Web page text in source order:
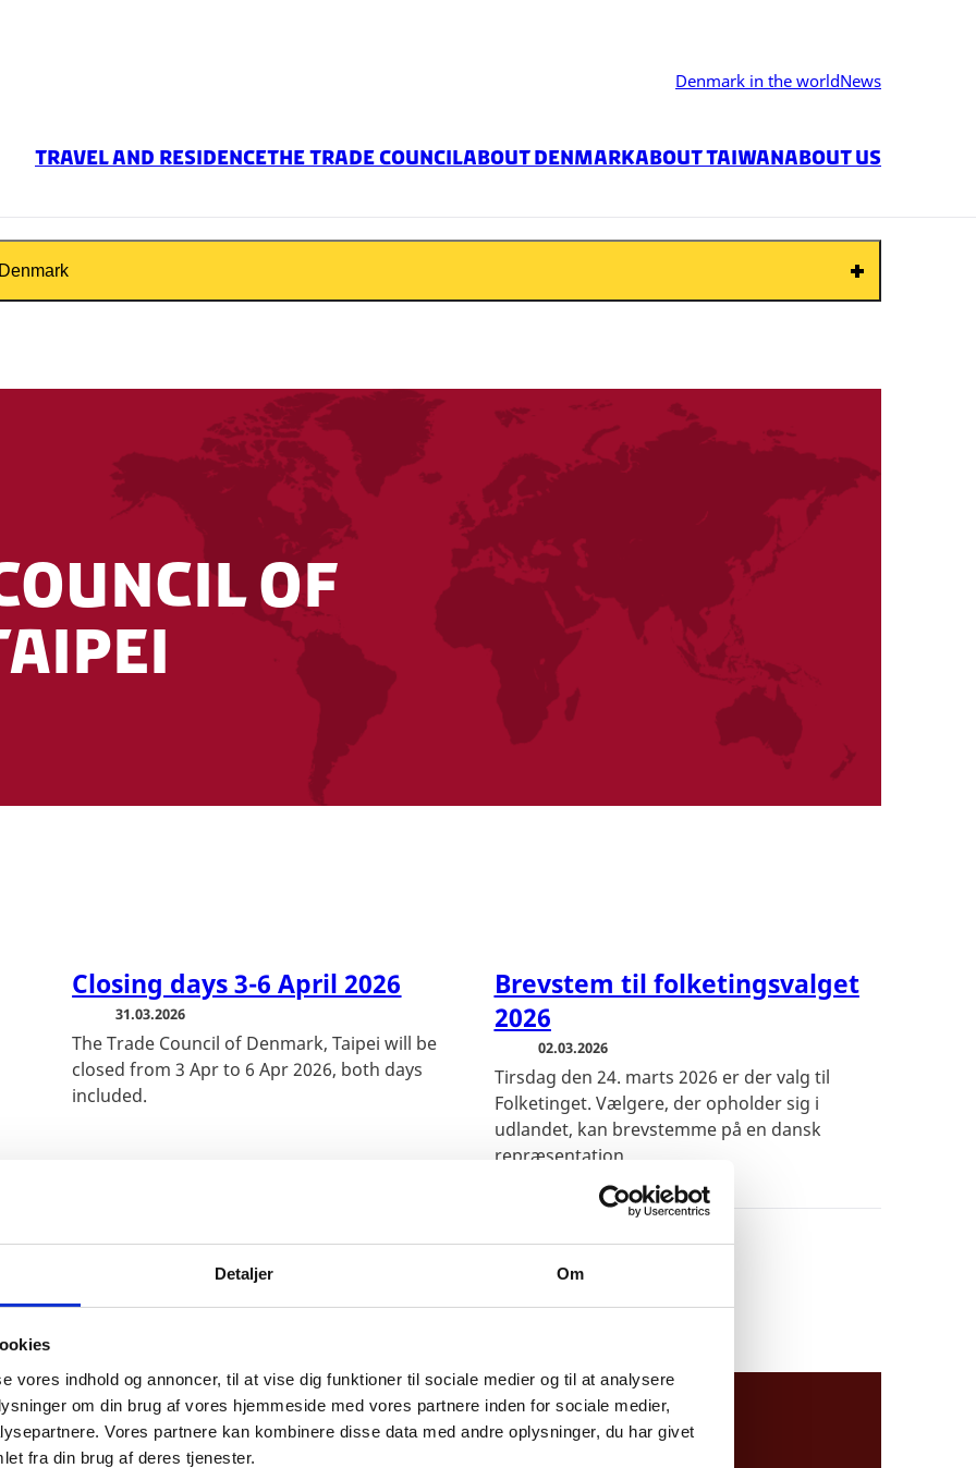
Detaljer Om
vores indhold og annoncer, til at vise dig funktioner til sociale medier og til at analysere
om din brug af vores hjemmeside med vores partnere inden for sociale medier,
Vores partnere kan kombinere disse data med andre oplysninger, du har givet
fra din brug af deres tjenester.
Denmark in the worldNews
Travel and ResidenceTHE TRADE COUNCILAbout DenmarkAbout Taiwanabout us
be difficult to get a time slot at VFS Global to submit your application. Please
application procedure here
of
Closing days 3-6 April 2026
31.03.2026
The Trade Council of Denmark, Taipei will be
closed from 3 Apr to 6 Apr 2026, both days
included.
Brevstem til folketingsvalget
2026
02.03.2026
Tirsdag den 24. marts 2026 er der valg til
Folketinget. Vælgere, der opholder sig i
udlandet, kan brevstemme på en dansk
repræsentation.